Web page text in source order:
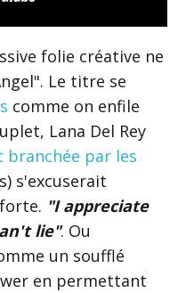
folie créative ne
Le titre se
comme on enfile
Lana Del Rey
branchée par les
s'excuserait
"I appreciate
lie". Ou
un soufflé
en permettant